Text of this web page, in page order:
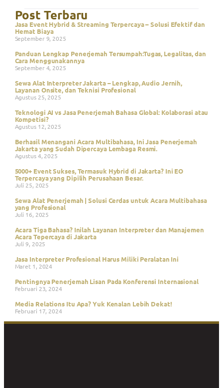
Post Terbaru
Jasa Event Hybrid & Streaming Terpercaya – Solusi Efektif dan
Hemat Biaya
September 9, 2025
Panduan Lengkap Penerjemah Tersumpah:Tugas, Legalitas, dan
Cara Menggunakannya
September 4, 2025
Sewa Alat Interpreter Jakarta – Lengkap, Audio Jernih,
Layanan Onsite, dan Teknisi Profesional
Agustus 25, 2025
Teknologi AI vs Jasa Penerjemah Bahasa Global: Kolaborasi atau
Kompetisi?
Agustus 12, 2025
Berhasil Menangani Acara Multibahasa, Ini Jasa Penerjemah
Jakarta yang Sudah Dipercaya Lembaga Resmi.
Agustus 4, 2025
5000+ Event Sukses, Termasuk Hybrid di Jakarta? Ini EO
Terpercaya yang Dipilih Perusahaan Besar.
Juli 25, 2025
Sewa Alat Penerjemah | Solusi Cerdas untuk Acara Multibahasa
yang Profesional
Juli 16, 2025
Acara Tiga Bahasa? Inilah Layanan Interpreter dan Manajemen
Acara Tepercaya di Jakarta
Juli 9, 2025
Jasa Interpreter Profesional Harus Miliki Peralatan Ini
Maret 1, 2024
Pentingnya Penerjemah Lisan Pada Konferensi Internasional
Februari 23, 2024
Media Relations Itu Apa? Yuk Kenalan Lebih Dekat!
Februari 17, 2024